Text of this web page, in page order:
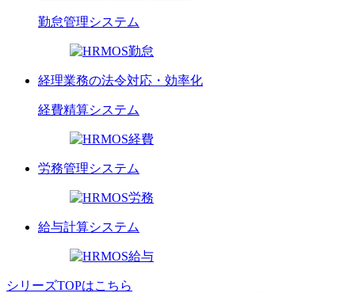
勤怠管理システム
経理業務の法令対応・効率化
経費精算システム
労務管理システム
給与計算システム
シリーズTOPはこちら